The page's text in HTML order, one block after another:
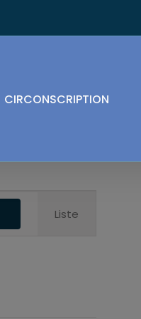
CIRCONSCRIPTION
de
Liste